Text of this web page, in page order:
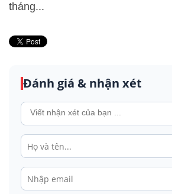
tháng...
Đánh giá & nhận xét